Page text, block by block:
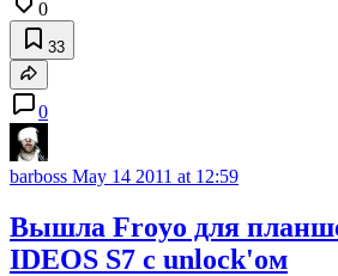
0
33
0
barboss May 14 2011 at 12:59
Вышла Froyo для
IDEOS S7 с unlock'oм